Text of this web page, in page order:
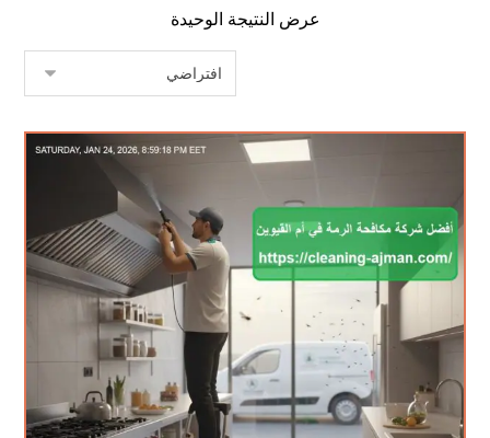
عرض النتيجة الوحيدة